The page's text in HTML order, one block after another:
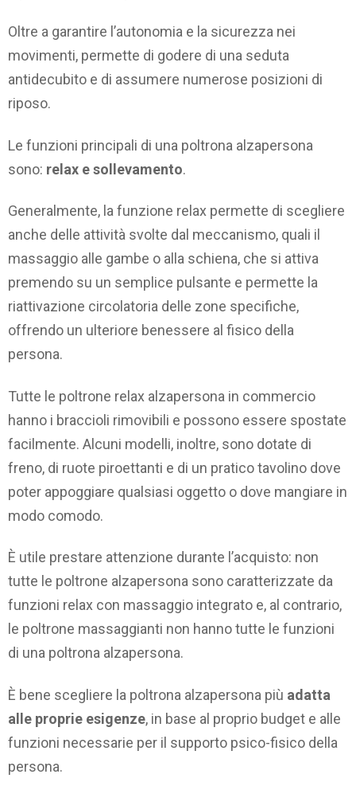
Oltre a garantire l’autonomia e la sicurezza nei
movimenti, permette di godere di una seduta
antidecubito e di assumere numerose posizioni di
riposo.
Le funzioni principali di una poltrona alzapersona
sono: relax e sollevamento.
Generalmente, la funzione relax permette di scegliere
anche delle attività svolte dal meccanismo, quali il
massaggio alle gambe o alla schiena, che si attiva
premendo su un semplice pulsante e permette la
riattivazione circolatoria delle zone specifiche,
offrendo un ulteriore benessere al fisico della
persona.
Tutte le poltrone relax alzapersona in commercio
hanno i braccioli rimovibili e possono essere spostate
facilmente. Alcuni modelli, inoltre, sono dotate di
freno, di ruote piroettanti e di un pratico tavolino dove
poter appoggiare qualsiasi oggetto o dove mangiare in
modo comodo.
È utile prestare attenzione durante l’acquisto: non
tutte le poltrone alzapersona sono caratterizzate da
funzioni relax con massaggio integrato e, al contrario,
le poltrone massaggianti non hanno tutte le funzioni
di una poltrona alzapersona.
È bene scegliere la poltrona alzapersona più adatta
alle proprie esigenze, in base al proprio budget e alle
funzioni necessarie per il supporto psico-fisico della
persona.